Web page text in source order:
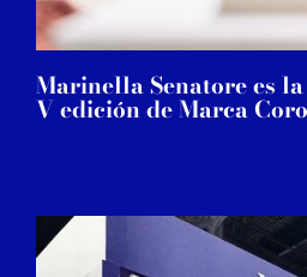
Marinella Senatore es
V edición de Marca